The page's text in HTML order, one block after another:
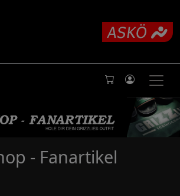
- Fanartikel